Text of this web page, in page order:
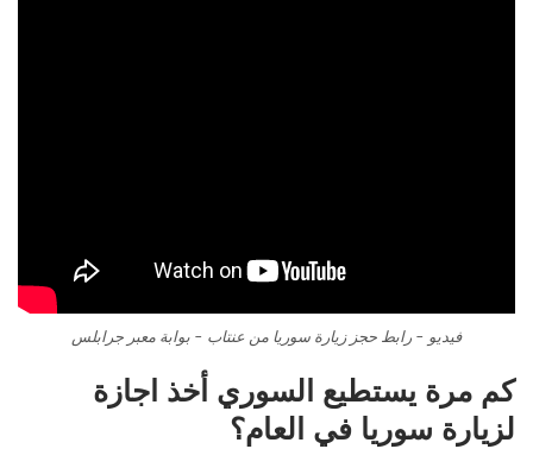
فيديو – رابط حجز زيارة سوريا من عنتاب – بوابة معبر جرابلس
كم مرة يستطيع السوري أخذ اجازة
لزيارة سوريا في العام؟